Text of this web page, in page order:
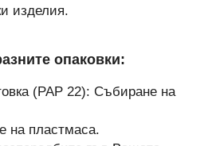
изделия.
опаковки:
(PAP 22): Събиране на
на пластмаса.